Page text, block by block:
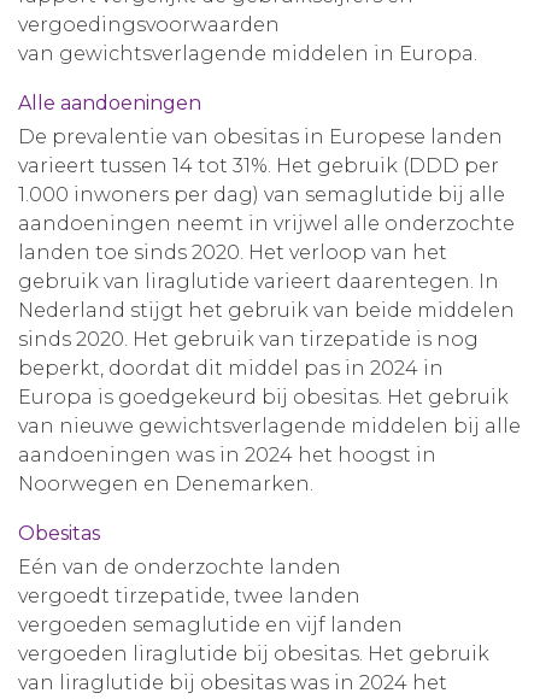
vergoedingsvoorwaarden
van gewichtsverlagende middelen in Europa.
Alle aandoeningen
De prevalentie van obesitas in Europese landen
varieert tussen 14 tot 31%. Het gebruik (DDD per
1.000 inwoners per dag) van semaglutide bij alle
aandoeningen neemt in vrijwel alle onderzochte
landen toe sinds 2020. Het verloop van het
gebruik van liraglutide varieert daarentegen. In
Nederland stijgt het gebruik van beide middelen
sinds 2020. Het gebruik van tirzepatide is nog
beperkt, doordat dit middel pas in 2024 in
Europa is goedgekeurd bij obesitas. Het gebruik
van nieuwe gewichtsverlagende middelen bij alle
aandoeningen was in 2024 het hoogst in
Noorwegen en Denemarken.
Obesitas
Eén van de onderzochte landen
vergoedt tirzepatide, twee landen
vergoeden semaglutide en vijf landen
vergoeden liraglutide bij obesitas. Het gebruik
van liraglutide bij obesitas was in 2024 het